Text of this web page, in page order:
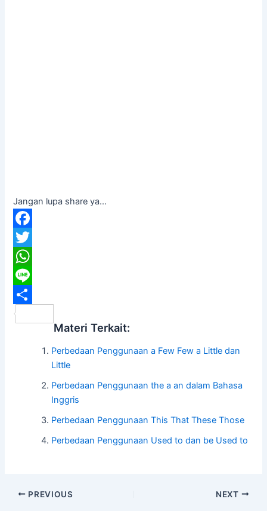
Jangan lupa share ya...
F
a
c
e
b
T
w
t
W
h
a
L
i
h
a
r
e
Materi Terkait:
Perbedaan Penggunaan a Few Few a Little dan
Little
Perbedaan Penggunaan the a an dalam Bahasa
Inggris
Perbedaan Penggunaan This That These Those
Perbedaan Penggunaan Used to dan be Used to
PREVIOUS NEXT